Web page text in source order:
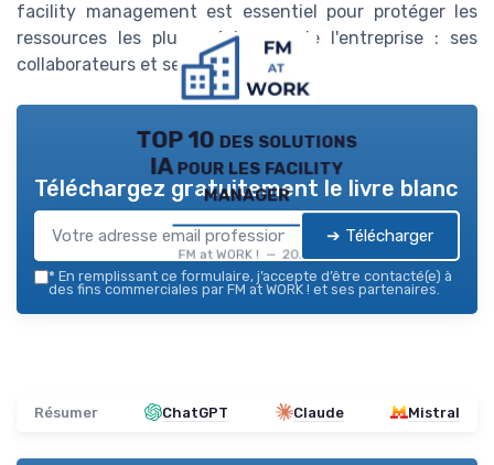
facility management est essentiel pour protéger les
ressources les plus précieuses de l'entreprise : ses
collaborateurs et ses clients.
TOP 10 des solutions
IA pour les facility
manager
FM at WORK ! — 2026
Téléchargez gratuitement le livre blanc
➔ Télécharger
* En remplissant ce formulaire, j’accepte d’être contacté(e) à
des fins commerciales par FM at WORK ! et ses partenaires.
Résumer ChatGPT Claude Mistral